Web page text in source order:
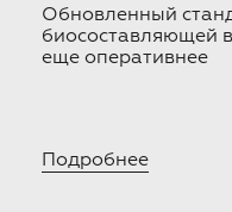
Обновленный
биосоставляющей
еще оперативнее
Подробнее